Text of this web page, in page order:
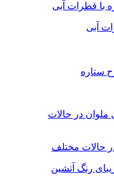
آبی
حالات مختلف